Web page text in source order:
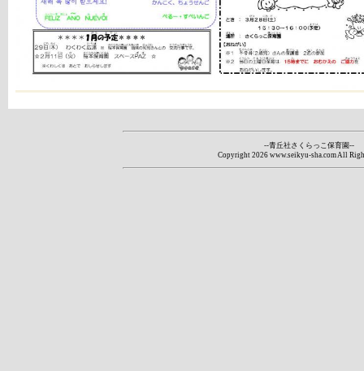
--青丘社さくらっこ保育園--
Copyright 2026 www.seikyu-sha.com All